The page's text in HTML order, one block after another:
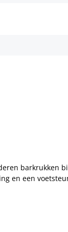
barkrukken
en een